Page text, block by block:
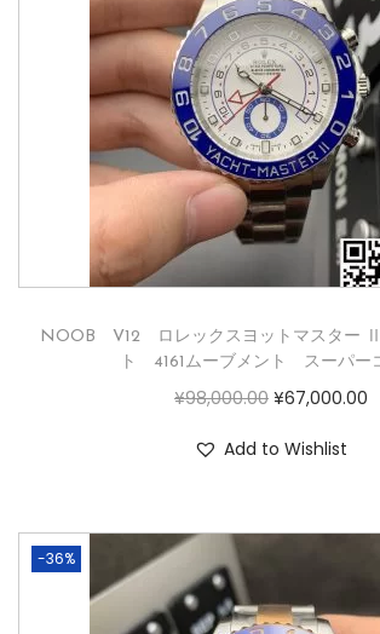
NOOB V12 ロレックスヨットマスター
ト 4161ムーブメント スーパー
¥98,000.00 ¥67,000.00
Add to Wishlist
-36%